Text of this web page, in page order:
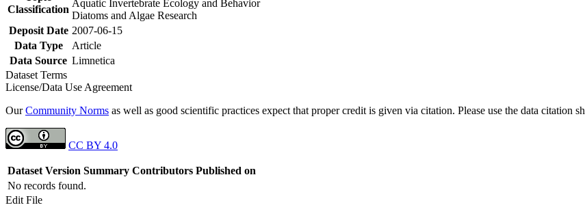
Classification
Aquatic Invertebrate Ecology and Behavior
Diatoms and Algae Research
Deposit Date 2007-06-15
Data Type
Article
Data Source Limnetica
Dataset Terms
License/Data Use Agreement
OurCommunity Norms as well as good scientific practices expect that proper credit is given via citation. Please use the data citation
CC BY 4.0
Dataset Version Summary Contributors Published on
No records found.
Edit File